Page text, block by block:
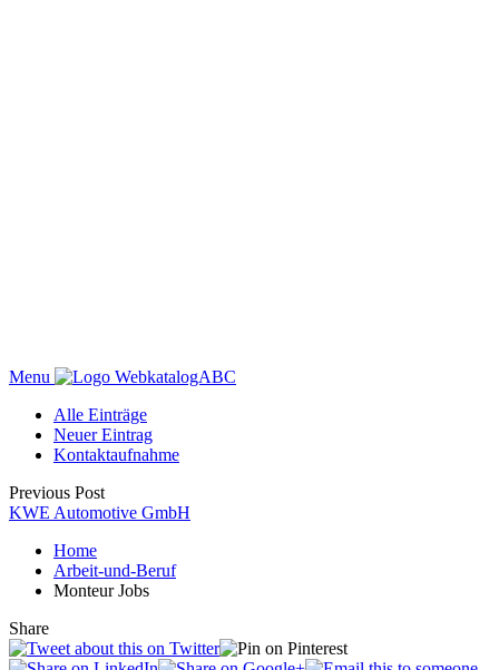
Menu
WebkatalogABC
Alle Einträge
Neuer Eintrag
Kontaktaufnahme
Previous Post
KWE Automotive GmbH
Home
Arbeit-und-Beruf
Monteur Jobs
Share